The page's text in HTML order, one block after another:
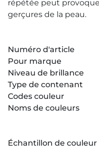
répétée peut
gerçures de la peau.
Numéro d'article
Pour marque
Niveau de brillance
Type de contenant
Codes couleur
Noms de couleurs
Échantillon de couleur